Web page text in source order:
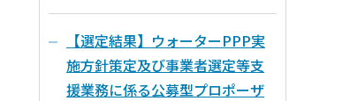
【選定結果】ウォーターPPP実
施方針策定及び事業者選定等支
援業務に係る公募型プロポーザ